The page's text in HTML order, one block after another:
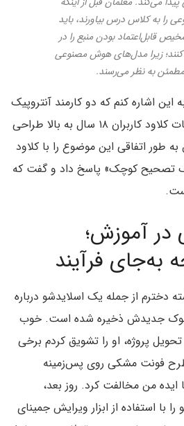
را به کلاس درس بیاورند، باید
قابل‌اعتماد بودن منبع را در
زیرا مدل‌های هوش مصنوعی
به نظر می‌رسند.
اشاره کنم که دو کارمند آنتروپیک
به من گفته بودند که چت‌بات کلاود کاربران ۱۸ سال به بالا طراحی
طور اتفاقی این موضوع را با کلاود
تصحیح کوچک» پاسخ داد و گفت که
آموزش؛
به‌جای فرآیند
دخترم از جمله یک‌ اسلایدشو درباره‌
بوک جدیدش ذخیره شده است. خوب
پروژه، او را تشویق کردم برخی
طرح فونت مشکی روی پس‌زمینه‌
ایده من مخالفت کرد. روز بعد،
با استفاده از ابزار ویرایش جمینای